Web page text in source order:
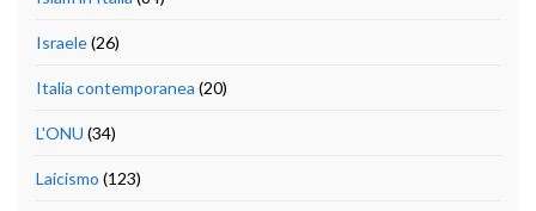
Israele(26)
Italia contemporanea (20)
L'ONU (34)
Laicismo (123)